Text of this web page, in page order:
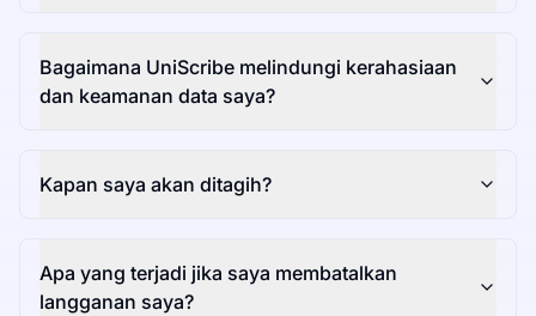
Bagaimana UniScribe melindungi kerahasiaan
dan keamanan data saya?
Kapan saya akan ditagih?
Apa yang terjadi jika saya membatalkan
langganan saya?